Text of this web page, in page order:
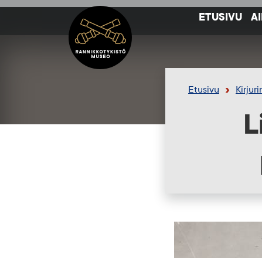
Siirry sisältöön
Etusivu ETUSIVU
Etusivu